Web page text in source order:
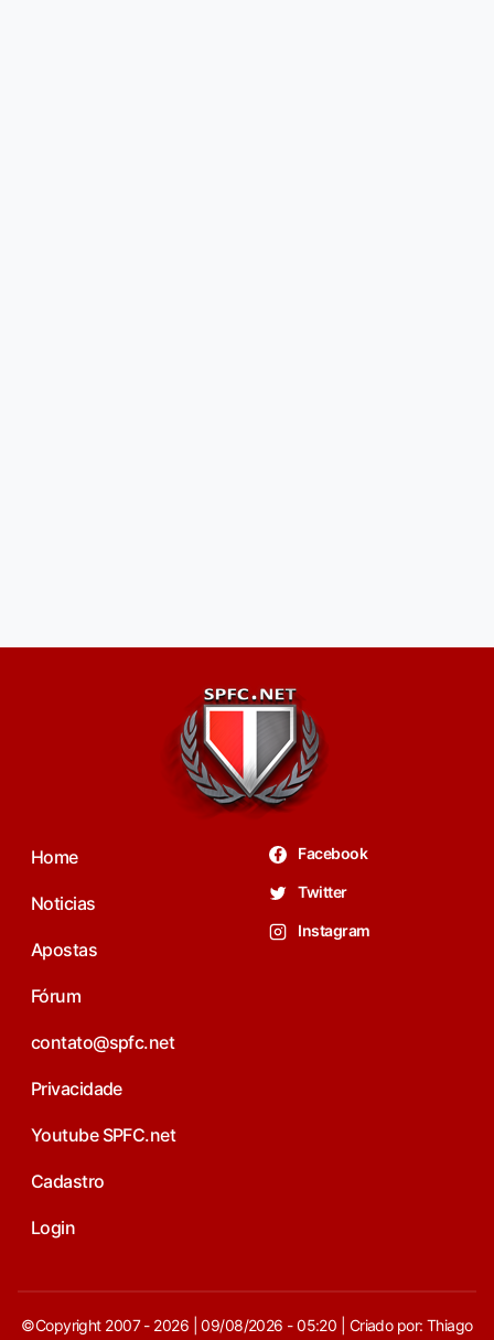
Home
Noticias
Apostas
Fórum
contato@spfc.net
Privacidade
Youtube SPFC.net
Cadastro
Login
Facebook
Twitter
Instagram
©Copyright 2007 - 2026 | 09/08/2026 - 05:20 | Criado por: Thiago